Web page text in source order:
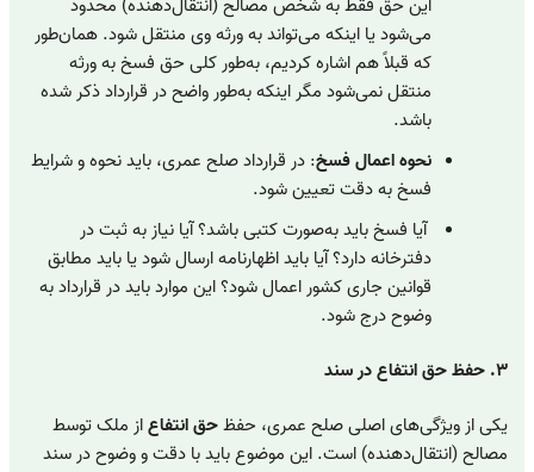
این حق فقط به شخص مصالح (انتقال‌دهنده) محدود
می‌شود یا اینکه می‌تواند به ورثه وی منتقل شود. همان‌طور
که قبلاً هم اشاره کردیم، به‌طور کلی حق فسخ به ورثه
منتقل نمی‌شود مگر اینکه به‌طور واضح در قرارداد ذکر شده
باشد.
نحوه اعمال فسخ: در قرارداد صلح عمری، باید نحوه و شرایط
فسخ به‌ دقت تعیین شود.
آیا فسخ باید به‌صورت کتبی باشد؟ آیا نیاز به ثبت در
دفترخانه دارد؟ آیا باید اظهارنامه ارسال شود یا باید مطابق
قوانین جاری کشور اعمال شود؟ این موارد باید در قرارداد به‌
وضوح درج شود.
۳. حفظ حق انتفاع در سند
یکی از ویژگی‌های اصلی صلح عمری، حفظحق انتفاعاز ملک توسط
مصالح (انتقال‌دهنده) است. این موضوع باید با دقت و وضوح در سند